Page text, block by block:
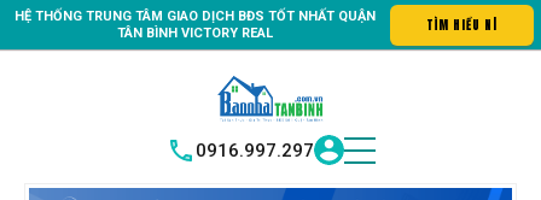
tin số #1 Bất động sản quận Tân Bình "Nơi bạn tìm kiếm bất
0916.997.297
HỆ THỐNG TRUNG TÂM GIAO DỊCH BĐS TỐT NHẤT QUẬN
TÂN BÌNHVICTORY REAL TÌM H|